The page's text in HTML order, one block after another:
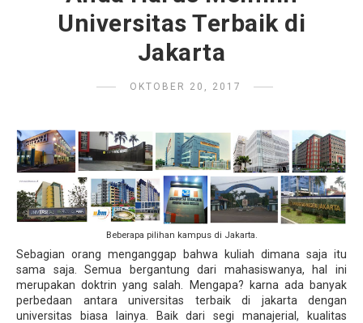
Universitas Terbaik di
Jakarta
OKTOBER 20, 2017
Beberapa pilihan kampus di Jakarta.
Sebagian orang menganggap bahwa kuliah dimana saja itu
sama saja. Semua bergantung dari mahasiswanya, hal ini
merupakan doktrin yang salah. Mengapa? karna ada banyak
perbedaan antara universitas terbaik di jakarta dengan
universitas biasa lainya. Baik dari segi manajerial, kualitas